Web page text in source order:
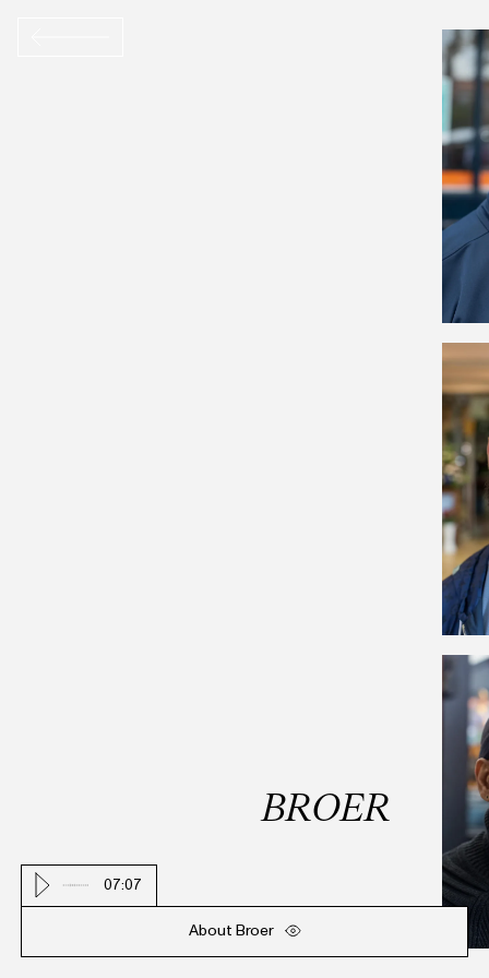
07:07
About Broer
BROER